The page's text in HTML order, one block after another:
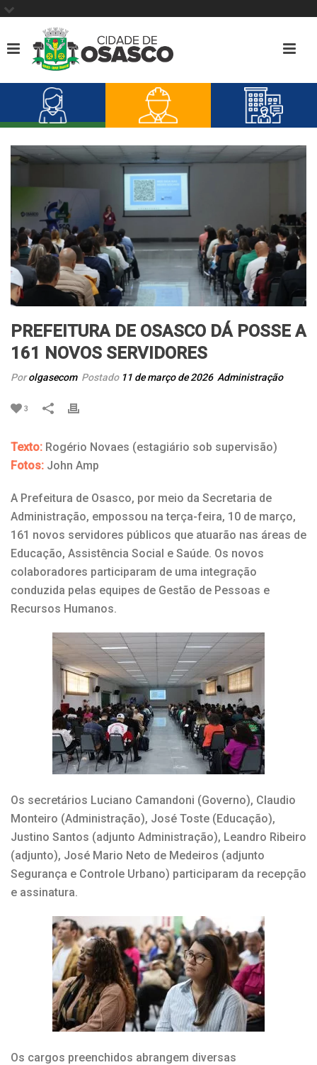
PREFEITURA DE OSASCO DÁ POSSE A
161 NOVOS SERVIDORES
Porolgasecom Postado 11 de março de 2026 Administração
3
Texto: Rogério Novaes (estagiário sob supervisão)
Fotos: John Amp
A Prefeitura de Osasco, por meio da Secretaria de
Administração, empossou na terça-feira, 10 de março,
161 novos servidores públicos que atuarão nas áreas de
Educação, Assistência Social e Saúde. Os novos
colaboradores participaram de uma integração
conduzida pelas equipes de Gestão de Pessoas e
Recursos Humanos.
Os secretários Luciano Camandoni (Governo), Claudio
Monteiro (Administração), José Toste (Educação),
Justino Santos (adjunto Administração), Leandro Ribeiro
(adjunto), José Mario Neto de Medeiros (adjunto
Segurança e Controle Urbano) participaram da recepção
e assinatura.
Os cargos preenchidos abrangem diversas